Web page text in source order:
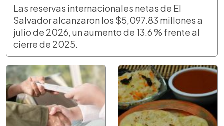
Las reservas internacionales netas de El
Salvador alcanzaron los $5,097.83 millones a
julio de 2026, un aumento de 13.6 % frente al
cierre de 2025.